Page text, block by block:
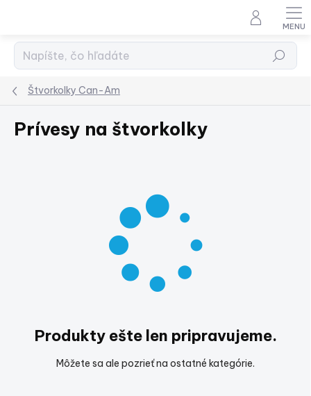
Hľadať
Štvorkolky Can-Am
Prívesy na štvorkolky
Produkty ešte len pripravujeme.
Môžete sa ale pozrieť na ostatné kategórie.